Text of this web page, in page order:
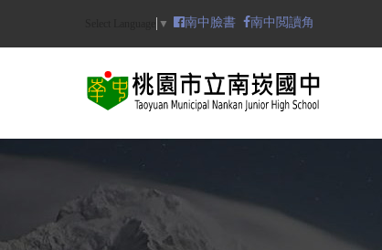
▼ 南中臉書 南中閲讀角